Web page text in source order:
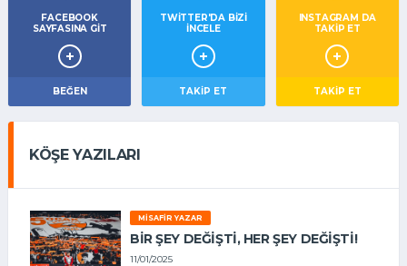
FACEBOOK
SAYFASINA GIT
BEĞEN
TWITTER'DA BIZI
İNCELE
TAKIP ET
INSTAGRAM DA
TAKİP ET
TAKİP ET
KÖŞE YAZILARI
MISAFIR YAZAR
BIR ŞEY DEĞIŞTI, HER ŞEY DEĞIŞTI!
11/01/2025